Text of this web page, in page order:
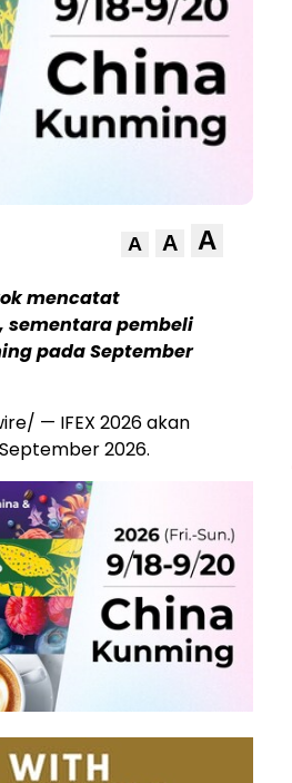
A A A
mencatat
sementara pembeli
pada September
— IFEX 2026 akan
2026.